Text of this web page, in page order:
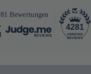
Bewertungen
4281